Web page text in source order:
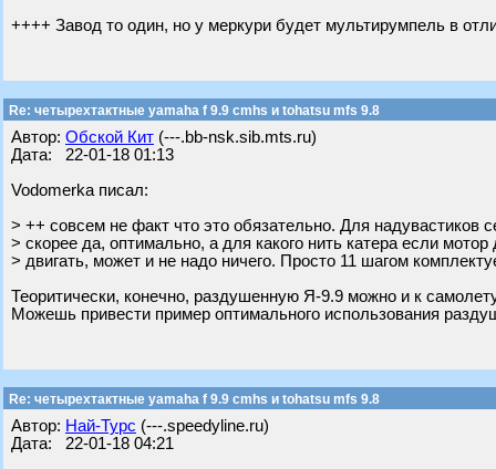
++++ Завод то один, но у меркури будет мультирумпель в
Re: четырехтактные yamaha f 9.9 cmhs и tohatsu mfs 9.8
Автор: Обской Кит (---.bb-nsk.sib.mts.ru)
Дата: 22-01-18 01:13
Vodomerka писал:
> ++ совсем не факт что это обязательно. Для надувастиков
> скорее да, оптимально, а для какого нить катера если мотор
> двигать, может и не надо ничего. Просто 11 шагом
Теоритически, конечно, раздушенную Я-9.9 можно и к
Можешь привести пример оптимального использования
Re: четырехтактные yamaha f 9.9 cmhs и tohatsu mfs 9.8
Автор: Най-Турс (---.speedyline.ru)
Дата: 22-01-18 04:21